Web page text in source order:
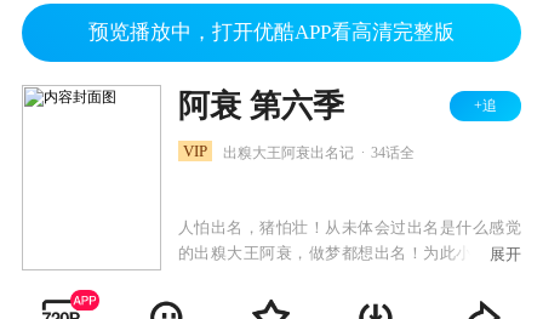
预览播放中，打开优酷APP看高清完整版
阿衰 第六季 +追
VIP 出糗大王阿衰出名记 34话全
人怕出名，猪怕壮！从未体会过出名是什么感觉
的出糗大王阿衰，做梦都想出名！为此小衰衰敢
用纯洁的小心灵来感动世界，总能成为万人迷！
展开